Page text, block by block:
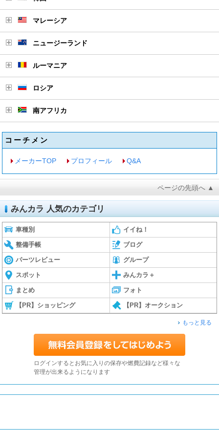
マレーシア
ニュージーランド
ルーマニア
ロシア
南アフリカ
コーチメン
メーカーTOP プロフィール Q&A
ページの先頭へ ▲
みんカラ 人気のカテゴリ
車種別 イイね！
整備手帳 ブログ
パーツレビュー グループ
スポット みんカラ＋
まとめ フォト
【PR】ショッピング 【PR】オークション
もっと見る
ログインするとお気に入りの保存や燃費記録など様々な
管理が出来るようになります